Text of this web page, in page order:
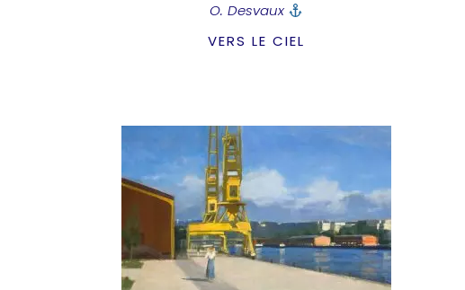
O. Desvaux
VERS LE CIEL